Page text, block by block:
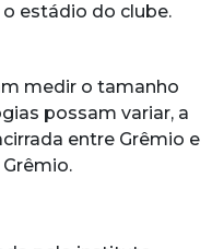
estádio do clube.
medir o tamanho
possam variar, a
entre Grêmio e